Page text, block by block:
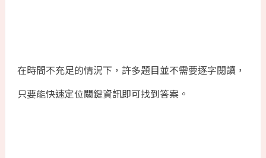
在時間不充足的情況下，許多題目並不需要逐字閱讀，
只要能快速定位關鍵資訊即可找到答案。